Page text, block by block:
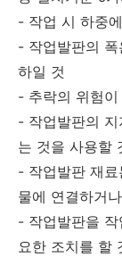
- 작업 시 하중
- 작업발판의
하일 것
- 추락의 위험
- 작업발판의
는 것을 사용할
- 작업발판 재
물에 연결하거
- 작업발판을
요한 조치를 할